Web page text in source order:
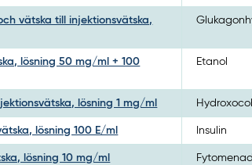
vätska till injektionsvätska,
lösning 50 mg/ml + 100
Etanol
lösning 1 mg/ml
lösning 100 E/ml Insulin
lösning 10 mg/ml